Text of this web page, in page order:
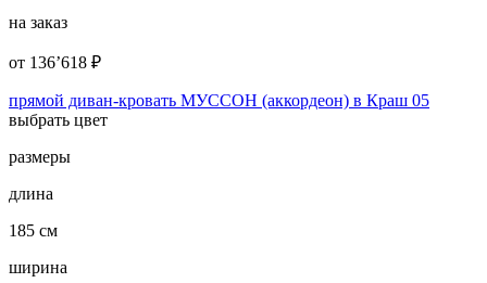
на заказ
от 136’618 ₽
прямой диван-кровать МУССОН (аккордеон) в Краш 05
выбрать цвет
размеры
длина
185 см
ширина